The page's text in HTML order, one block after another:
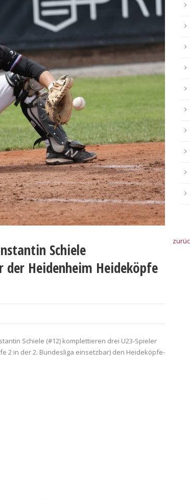
Schiele
Heidenheim Heideköpfe
Schiele (#12) komplettieren drei U23-Spieler
2 in der 2. Bundesliga einsetzbar) den Heideköpfe-